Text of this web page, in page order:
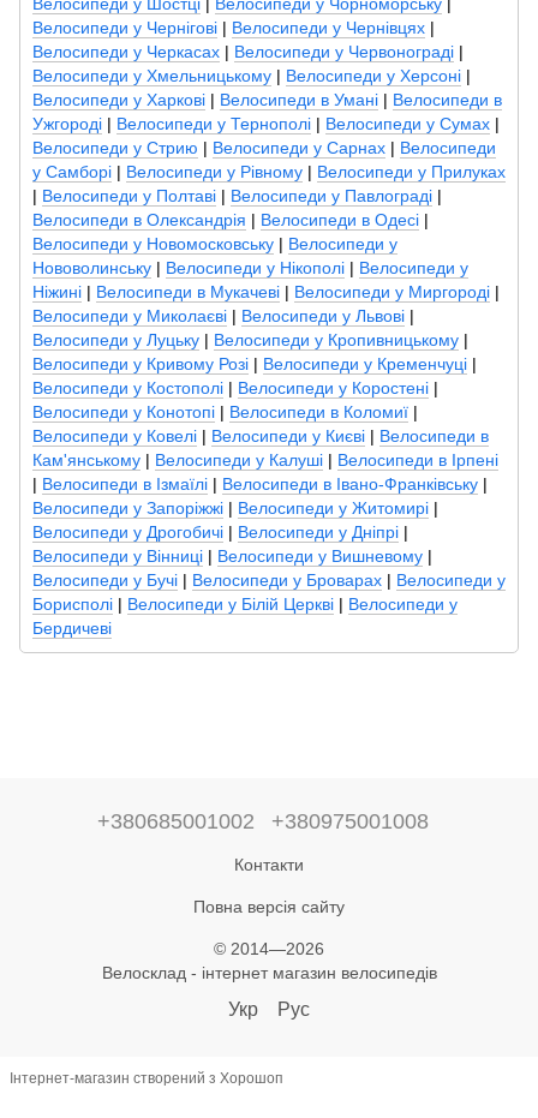
Велосипеди у Чернігові | Велосипеди у Чернівцях |
Велосипеди у Черкасах | Велосипеди у Червонограді |
Велосипеди у Хмельницькому | Велосипеди у Херсоні |
Велосипеди у Харкові | Велосипеди в Умані | Велосипеди в
Ужгороді | Велосипеди у Тернополі | Велосипеди у Сумах |
Велосипеди у Стрию | Велосипеди у Сарнах | Велосипеди
у Самборі | Велосипеди у Рівному | Велосипеди у Прилуках
| Велосипеди у Полтаві | Велосипеди у Павлограді |
Велосипеди в Олександрія | Велосипеди в Одесі |
Велосипеди у Новомосковську | Велосипеди у
Нововолинську | Велосипеди у Нікополі | Велосипеди у
Ніжині | Велосипеди в Мукачеві | Велосипеди у Миргороді |
Велосипеди у Миколаєві | Велосипеди у Львові |
Велосипеди у Луцьку | Велосипеди у Кропивницькому |
Велосипеди у Кривому Розі | Велосипеди у Кременчуці |
Велосипеди у Костополі | Велосипеди у Коростені |
Велосипеди у Конотопі | Велосипеди в Коломиї |
Велосипеди у Ковелі | Велосипеди у Києві | Велосипеди в
Кам'янському | Велосипеди у Калуші | Велосипеди в Ірпені
| Велосипеди в Ізмаїлі | Велосипеди в Івано-Франківську |
Велосипеди у Запоріжжі | Велосипеди у Житомирі |
Велосипеди у Дрогобичі | Велосипеди у Дніпрі |
Велосипеди у Вінниці | Велосипеди у Вишневому |
Велосипеди у Бучі | Велосипеди у Броварах | Велосипеди у
Борисполі | Велосипеди у Білій Церкві | Велосипеди у
Бердичеві
+380685001002 +380975001008
Контакти
Повна версія сайту
© 2014—2026
Велосклад - інтернет магазин велосипедів
Укр Рус
Інтернет-магазин створений з Хорошоп